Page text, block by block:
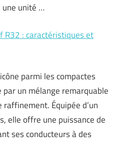
une unité …
R32 : caractéristiques et
parmi les compactes
un mélange remarquable
Équipée d’un
elle offre une puissance de
ses conducteurs à des